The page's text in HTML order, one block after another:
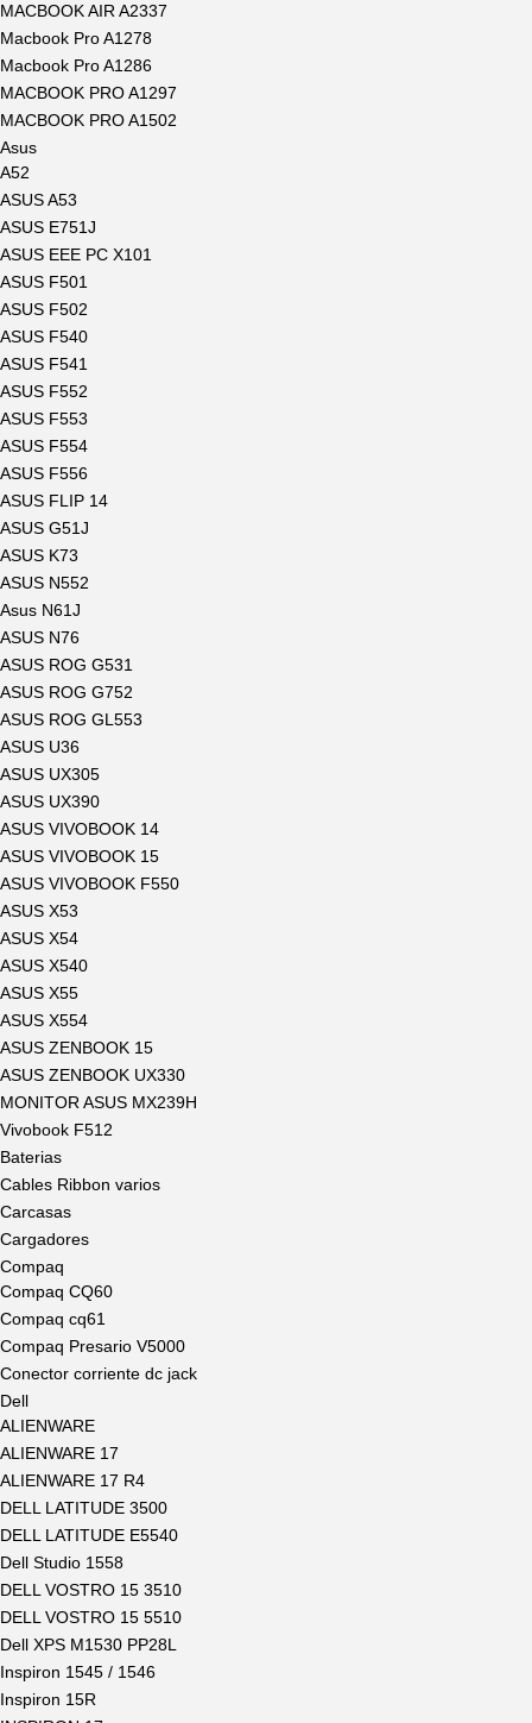
MACBOOK AIR A2337
Macbook Pro A1278
Macbook Pro A1286
MACBOOK PRO A1297
MACBOOK PRO A1502
Asus
A52
ASUS A53
ASUS E751J
ASUS EEE PC X101
ASUS F501
ASUS F502
ASUS F540
ASUS F541
ASUS F552
ASUS F553
ASUS F554
ASUS F556
ASUS FLIP 14
ASUS G51J
ASUS K73
ASUS N552
Asus N61J
ASUS N76
ASUS ROG G531
ASUS ROG G752
ASUS ROG GL553
ASUS U36
ASUS UX305
ASUS UX390
ASUS VIVOBOOK 14
ASUS VIVOBOOK 15
ASUS VIVOBOOK F550
ASUS X53
ASUS X54
ASUS X540
ASUS X55
ASUS X554
ASUS ZENBOOK 15
ASUS ZENBOOK UX330
MONITOR ASUS MX239H
Vivobook F512
Baterias
Cables Ribbon varios
Carcasas
Cargadores
Compaq
Compaq CQ60
Compaq cq61
Compaq Presario V5000
Conector corriente dc jack
Dell
ALIENWARE
ALIENWARE 17
ALIENWARE 17 R4
DELL LATITUDE 3500
DELL LATITUDE E5540
Dell Studio 1558
DELL VOSTRO 15 3510
DELL VOSTRO 15 5510
Dell XPS M1530 PP28L
Inspiron 1545 / 1546
Inspiron 15R